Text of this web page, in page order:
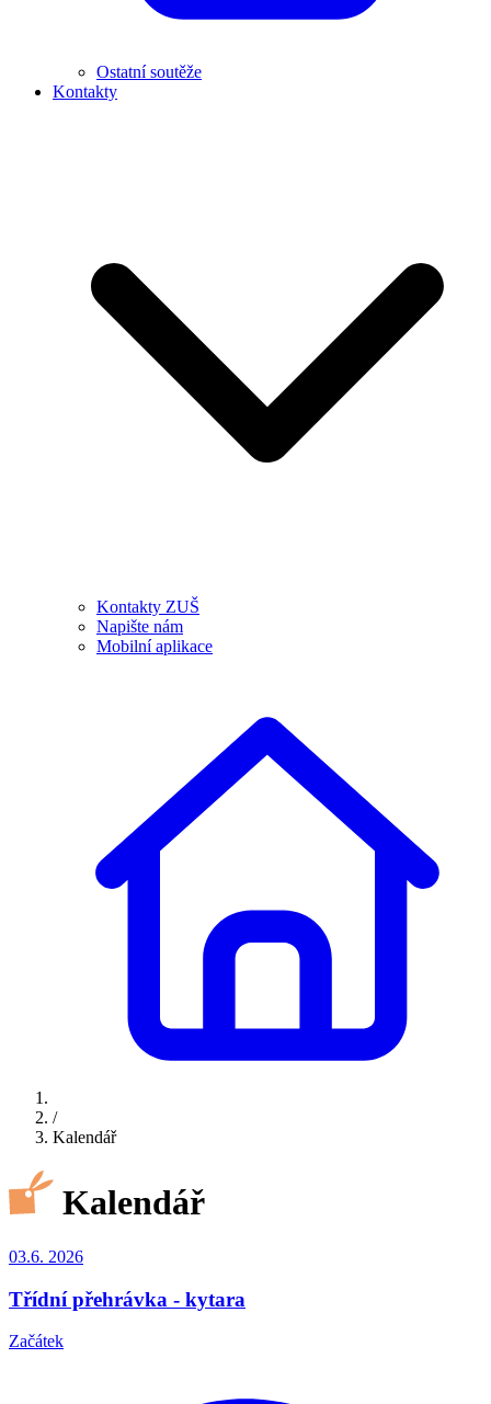
Ostatní soutěže
Kontakty
Kontakty ZUŠ
Napište nám
Mobilní aplikace
/
Kalendář
Kalendář
03.6. 2026
Třídní přehrávka - kytara
Začátek